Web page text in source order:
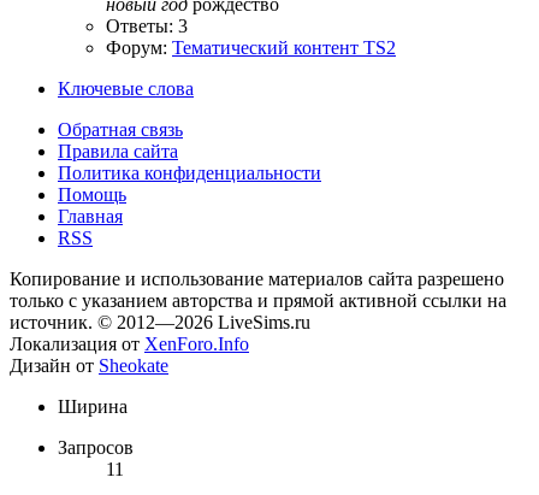
Ответы: 3
Форум: Тематический контент TS2
Ключевые слова
Обратная связь
Правила сайта
Политика конфиденциальности
Помощь
Главная
RSS
Копирование и использование материалов сайта разрешено
только с указанием авторства и прямой активной ссылки на
источник. © 2012—2026 LiveSims.ru
Локализация от XenForo.Info
Дизайн от Sheokate
Ширина
Запросов
11